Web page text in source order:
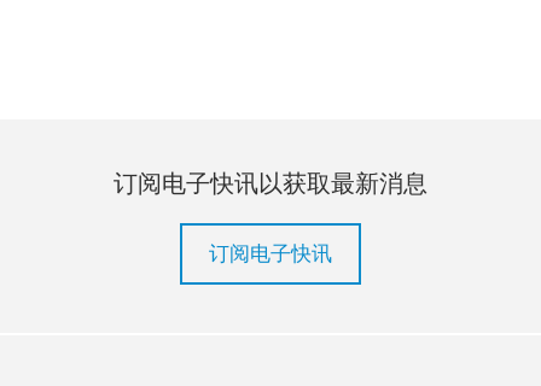
订阅电子快讯以获取最新消息
订阅电子快讯